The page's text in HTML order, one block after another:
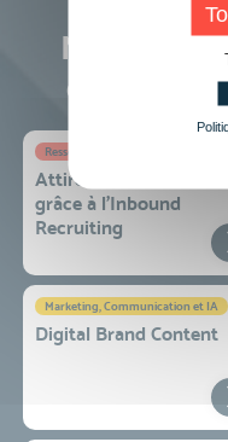
Nos
distance)
Ressources Humaines et Paie
Attirer des candidats
grâce à l’Inbound
Recruiting
Marketing, Communication et IA
Digital Brand Content